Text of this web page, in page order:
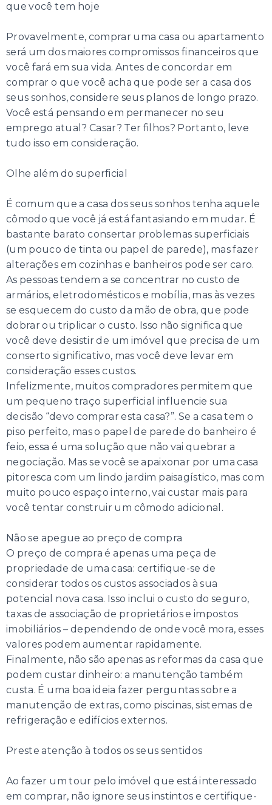
que você tem hoje
Provavelmente, comprar uma casa ou apartamento
será um dos maiores compromissos financeiros que
você fará em sua vida. Antes de concordar em
comprar o que você acha que pode ser a casa dos
seus sonhos, considere seus planos de longo prazo.
Você está pensando em permanecer no seu
emprego atual? Casar? Ter filhos? Portanto, leve
tudo isso em consideração.
Olhe além do superficial
É comum que a casa dos seus sonhos tenha aquele
cômodo que você já está fantasiando em mudar. É
bastante barato consertar problemas superficiais
(um pouco de tinta ou papel de parede), mas fazer
alterações em cozinhas e banheiros pode ser caro.
As pessoas tendem a se concentrar no custo de
armários, eletrodomésticos e mobília, mas às vezes
se esquecem do custo da mão de obra, que pode
dobrar ou triplicar o custo. Isso não significa que
você deve desistir de um imóvel que precisa de um
conserto significativo, mas você deve levar em
consideração esses custos.
Infelizmente, muitos compradores permitem que
um pequeno traço superficial influencie sua
decisão “devo comprar esta casa?”. Se a casa tem o
piso perfeito, mas o papel de parede do banheiro é
feio, essa é uma solução que não vai quebrar a
negociação. Mas se você se apaixonar por uma casa
pitoresca com um lindo jardim paisagístico, mas com
muito pouco espaço interno, vai custar mais para
você tentar construir um cômodo adicional.
Não se apegue ao preço de compra
O preço de compra é apenas uma peça de
propriedade de uma casa: certifique-se de
considerar todos os custos associados à sua
potencial nova casa. Isso inclui o custo do seguro,
taxas de associação de proprietários e impostos
imobiliários – dependendo de onde você mora, esses
valores podem aumentar rapidamente.
Finalmente, não são apenas as reformas da casa que
podem custar dinheiro: a manutenção também
custa. É uma boa ideia fazer perguntas sobre a
manutenção de extras, como piscinas, sistemas de
refrigeração e edifícios externos.
Preste atenção à todos os seus sentidos
Ao fazer um tour pelo imóvel que está interessado
em comprar, não ignore seus instintos e certifique-